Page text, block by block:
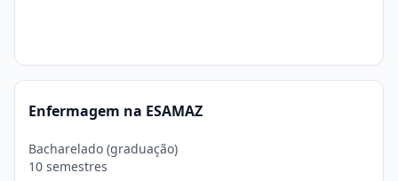
Enfermagem na ESAMAZ
Bacharelado (graduação)
10 semestres